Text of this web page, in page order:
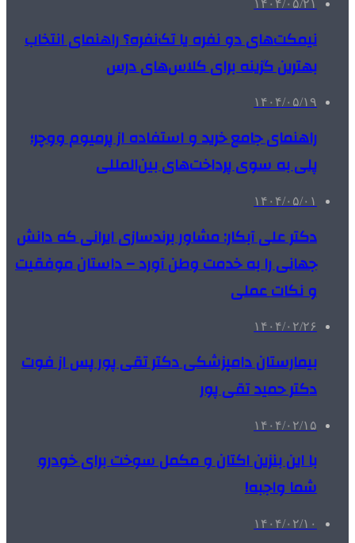
۱۴۰۴/۰۵/۲۱
نیمکت‌های دو نفره یا تک‌نفره؟ راهنمای انتخاب
بهترین گزینه برای کلاس‌های درس
۱۴۰۴/۰۵/۱۹
راهنمای جامع خرید و استفاده از پرمیوم ووچر؛
پلی به سوی پرداخت‌های بین‌المللی
۱۴۰۴/۰۵/۰۱
دکتر علی آبکار: مشاور برندسازی ایرانی که دانش
جهانی را به خدمت وطن آورد – داستان موفقیت
و نکات عملی
۱۴۰۴/۰۲/۲۶
بیمارستان دامپزشکی دکتر تقی پور پس از فوت
دکتر حمید تقی پور
۱۴۰۴/۰۲/۱۵
با این بنزین اکتان و مکمل سوخت برای خودرو
شما واجبه!
۱۴۰۴/۰۲/۱۰